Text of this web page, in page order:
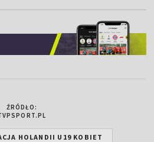
ŹRÓDŁO:
HOLANDII U19 KOBIET